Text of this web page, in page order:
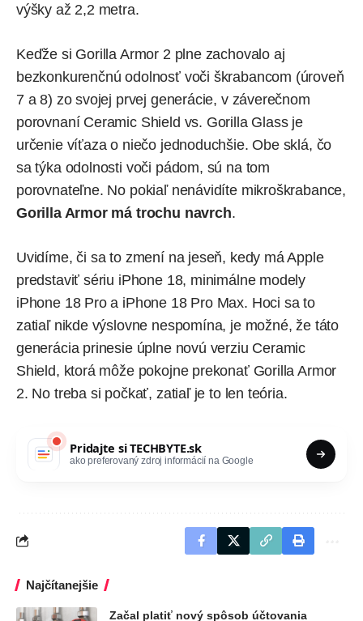
výšky až 2,2 metra.
Keďže si Gorilla Armor 2 plne zachovalo aj
bezkonkurenčnú odolnosť voči škrabancom (úroveň
7 a 8) zo svojej prvej generácie, v záverečnom
porovnaní Ceramic Shield vs. Gorilla Glass je
určenie víťaza o niečo jednoduchšie. Obe sklá, čo
sa týka odolnosti voči pádom, sú na tom
porovnateľne. No pokiaľ nenávidíte mikroškrabance,
Gorilla Armor má trochu navrch.
Uvidíme, či sa to zmení na jeseň, kedy má Apple
predstaviť sériu iPhone 18, minimálne modely
iPhone 18 Proa iPhone 18 Pro Max. Hoci sa to
zatiaľ nikde výslovne nespomína, je možné, že táto
generácia prinesie úplne novú verziu Ceramic
Shield, ktorá môže pokojne prekonať Gorilla Armor
2. No treba si počkať, zatiaľ je to len teória.
Pridajte siTECHBYTE.sk
ako preferovaný zdroj informácií na Google
Najčítanejšie
Začal platiť nový spôsob účtovania